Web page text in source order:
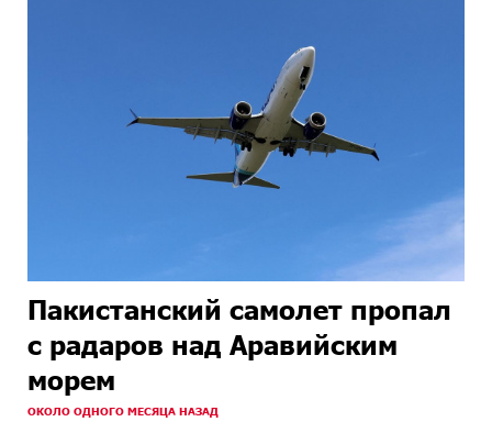
Пакистанский самолет пропал
с радаров над Аравийским
морем
ОКОЛО ОДНОГО МЕСЯЦА НАЗАД